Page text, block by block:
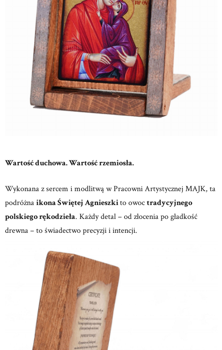
Wartość duchowa. Wartość rzemiosła.
Wykonana z sercem i modlitwą w Pracowni Artystycznej MAJK, ta
podróżnaikona Świętej Agnieszkito owoc tradycyjnego
polskiego rękodzieła. Każdy detal – od złocenia po gładkość
drewna – to świadectwo precyzji i intencji.